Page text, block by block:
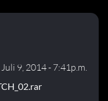
Juli 9, 2014 - 7:41p.m.